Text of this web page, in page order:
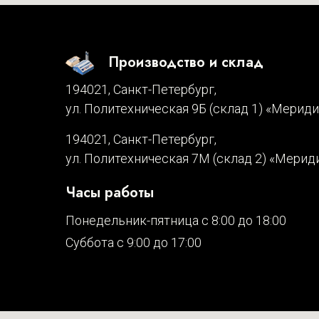
Производство и склад
194021, Санкт-Петербург,
ул. Политехническая 9Б (склад 1)
Часы работы
Понедельник-пятница с 8:00 до 18:00
194021, Санкт-Петербург,
ул. Политехническая 7М (склад 2)
Суббота с 9:00 до 17:00